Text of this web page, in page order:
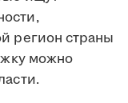
регион страны
можно